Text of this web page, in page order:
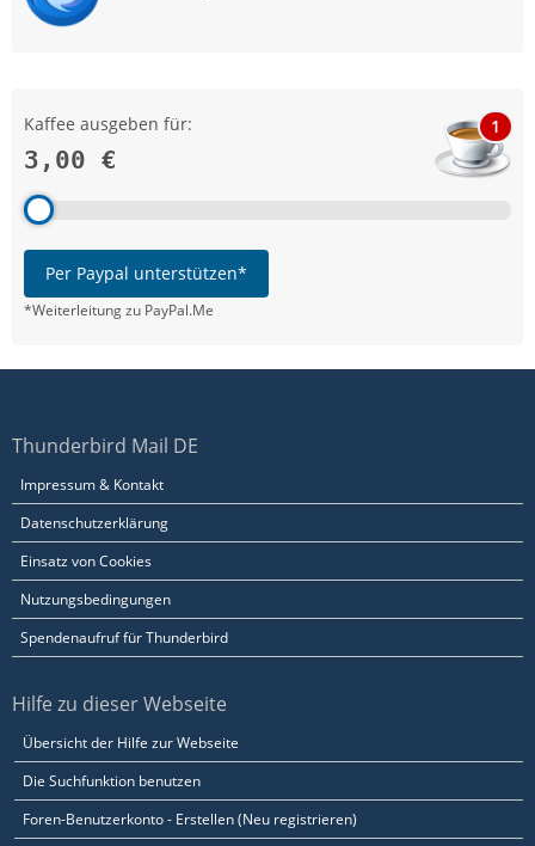
Kaffee ausgeben für:
3,00 €
1
Per Paypal unterstützen*
*Weiterleitung zu PayPal.Me
Thunderbird Mail DE
Impressum & Kontakt
Datenschutzerklärung
Einsatz von Cookies
Nutzungsbedingungen
Spendenaufruf für Thunderbird
Hilfe zu dieser Webseite
Übersicht der Hilfe zur Webseite
Die Suchfunktion benutzen
Foren-Benutzerkonto - Erstellen (Neu registrieren)